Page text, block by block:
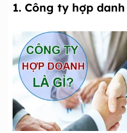
1. Công ty hợp